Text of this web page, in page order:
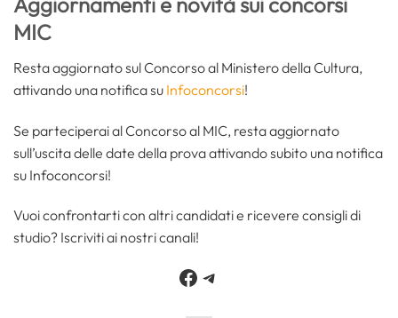
MIC
Resta aggiornato sul Concorso al Ministero della Cultura,
attivando una notifica su Infoconcorsi!
Se parteciperai al Concorso al MIC, resta aggiornato
sull’uscita delle date della prova attivando subito una notifica
su Infoconcorsi!
Vuoi confrontarti con altri candidati e ricevere consigli di
studio? Iscriviti ai nostri canali!
Facebook
Telegram